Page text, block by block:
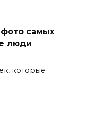
самых
люди
которые